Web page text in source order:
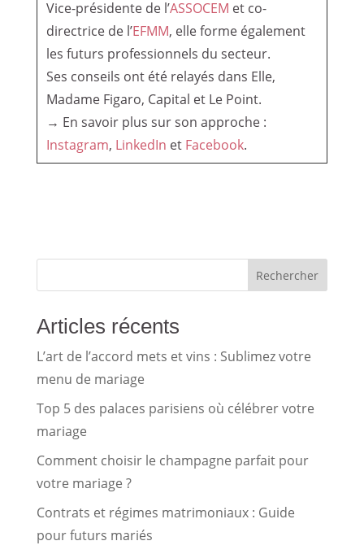
Vice-présidente de l’ASSOCEM et co-
directrice de l’EFMM, elle forme également
les futurs professionnels du secteur.
Ses conseils ont été relayés dans Elle,
Madame Figaro, Capital et Le Point.
→ En savoir plus sur son approche :
Instagram, LinkedIn et Facebook.
Rechercher
Articles récents
L’art de l’accord mets et vins : Sublimez votre
menu de mariage
Top 5 des palaces parisiens où célébrer votre
mariage
Comment choisir le champagne parfait pour
votre mariage ?
Contrats et régimes matrimoniaux : Guide
pour futurs mariés